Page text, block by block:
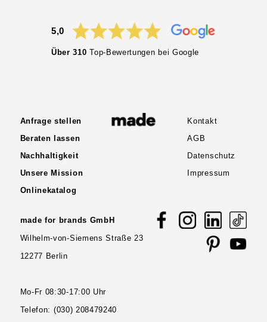
5,0
Über 310 Top-Bewertungen bei Google
Anfrage stellen
Beraten lassen
Nachhaltigkeit
Unsere Mission
Onlinekatalog
Kontakt
AGB
Datenschutz
Impressum
made for brands GmbH
Wilhelm-von-Siemens Straße 23
12277 Berlin
Mo-Fr 08:30-17:00 Uhr
Telefon: (030) 208479240